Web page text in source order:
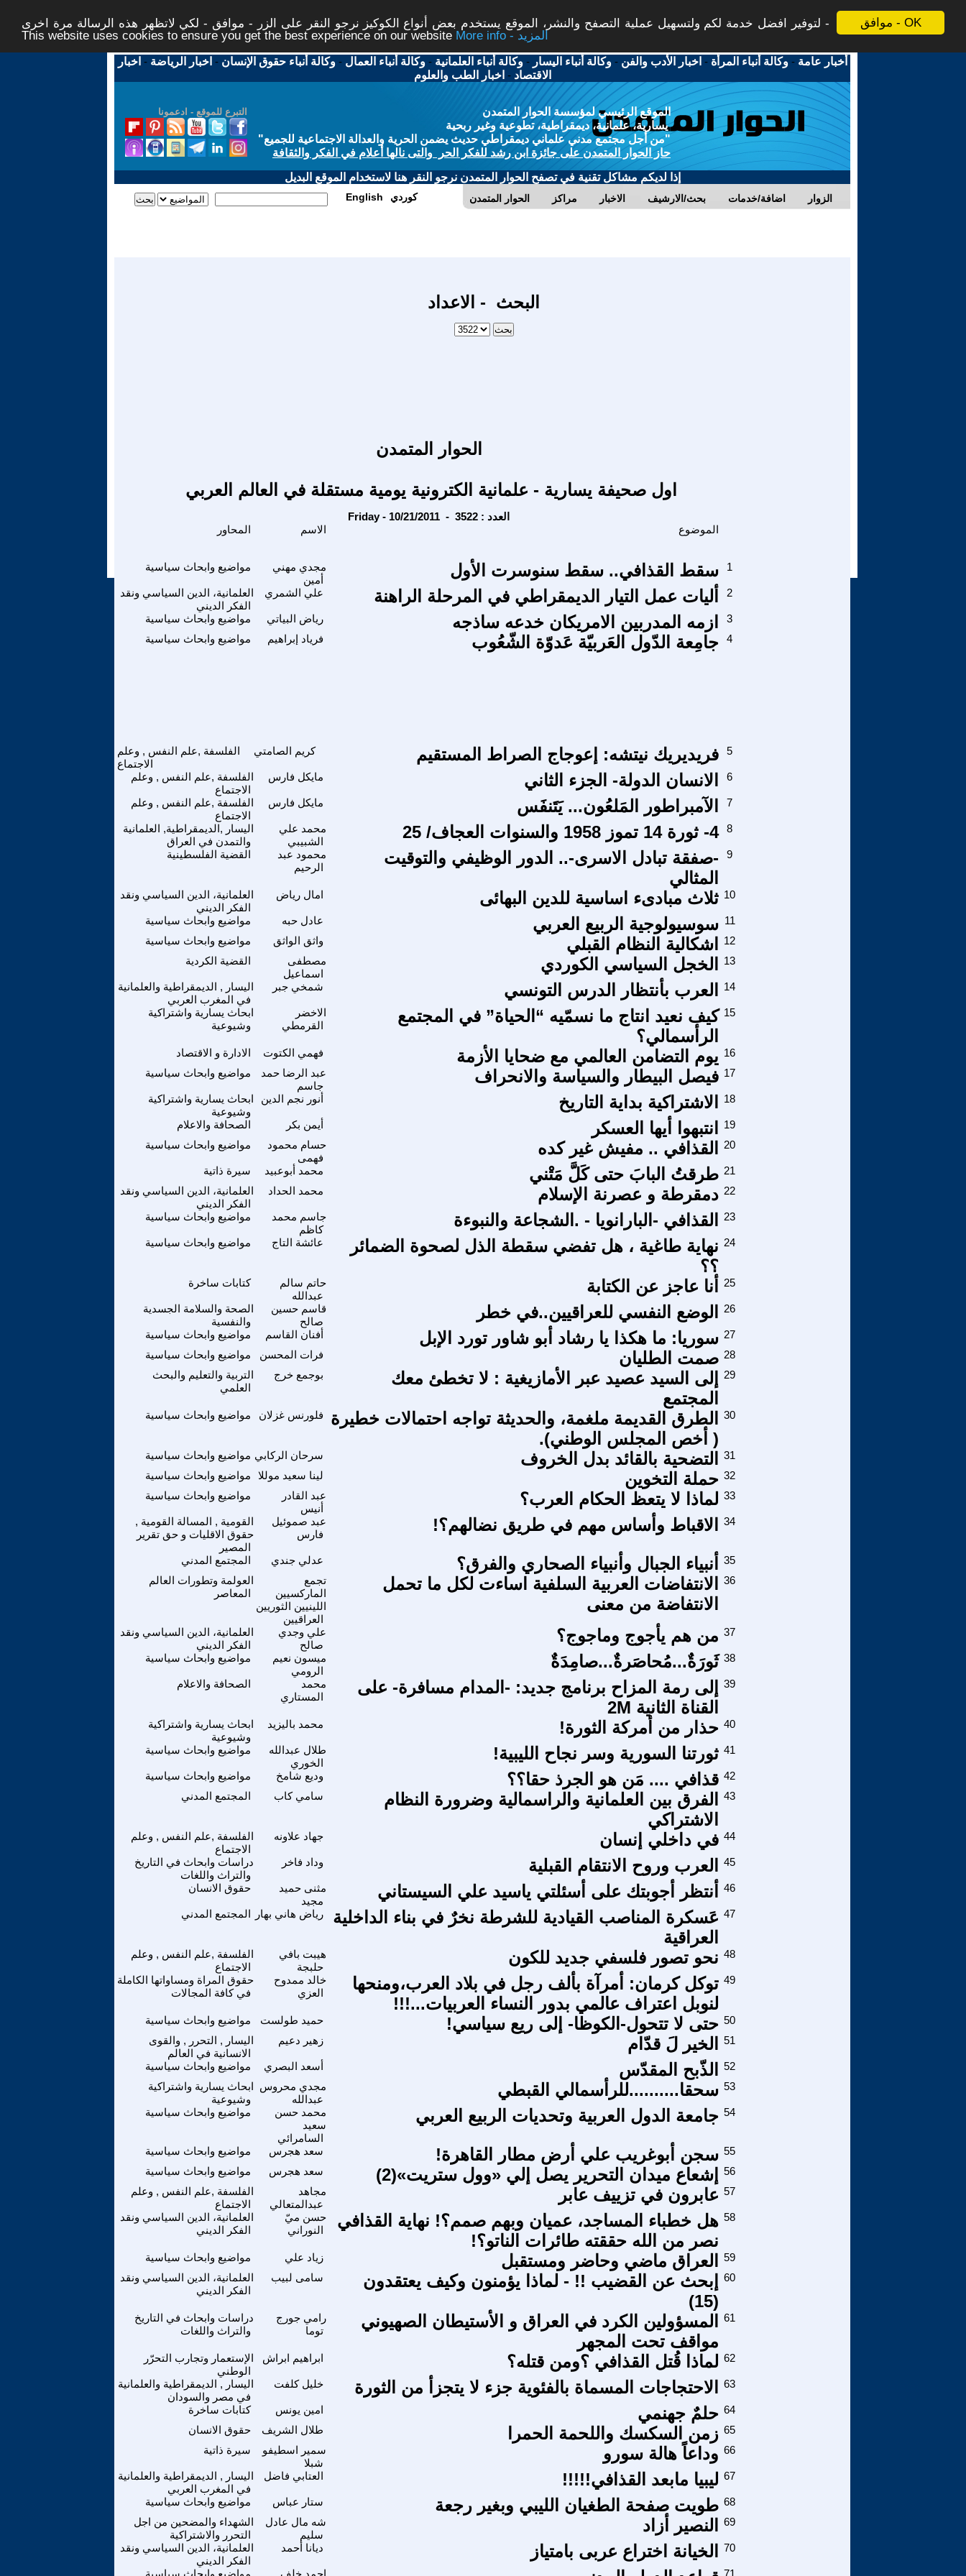
موافق - OK
لتوفير افضل خدمة لكم ولتسهيل عملية التصفح والنشر، الموقع يستخدم بعض أنواع الكوكيز نرجو النقر على الزر - موافق - لكي لاتظهر هذه الرسالة مرة اخرى -
This website uses cookies to ensure you get the best experience on our website
More info - المزيد
أخبار عامة -وكالة أنباء المرأة - اخبار الأدب والفن -وكالة أنباء اليسار -وكالة أنباء العلمانية -وكالة أنباء العمال -وكالة أنباء حقوق الإنسان - اخبار الرياضة - اخبار
الاقتصاد - اخبار الطب والعلوم
التبرع للموقع - ادعمونا
الموقع الرئيسي لمؤسسة الحوار المتمدن
يسارية، علمانية، ديمقراطية، تطوعية وغير ربحية
"من أجل مجتمع مدني علماني ديمقراطي حديث يضمن الحرية والعدالة الاجتماعية للجميع"
حاز الحوار المتمدن على جائزة ابن رشد للفكر الحر والتى نالها أعلام في الفكر والثقافة
إذا لديكم مشاكل تقنية في تصفح الحوار المتمدن نرجو النقر هنا لاستخدام الموقع البديل
الحوار المتمدن مراكز الاخبار بحث/الارشيف اضافة/خدمات الزوار English كوردي
البحث - الاعداد
الحوار المتمدن
اول صحيفة يسارية - علمانية الكترونية يومية مستقلة في العالم العربي
Friday - 10/21/2011 - العدد : 3522
الاسم الموضوع
مواضيع وابحاث سياسية
مجدي مهني
أمين
سقط القذافي.. سقط سنوسرت الأول 1
العلمانية، الدين السياسي ونقد
الفكر الديني
علي الشمري أليات عمل التيار الديمقراطي في المرحلة الراهنة 2
مواضيع وابحاث سياسية رياض البياتي ازمه المدربين الامريكان خدعه ساذجه
3
مواضيع وابحاث سياسية
فرياد إبراهيم جامِعة الدّول العَربيّة عَدوّة الشّعُوب 4
الفلسفة ,علم النفس , وعلم
الاجتماع
كريم الصامتي فريديريك نيتشه: إعوجاج الصراط المستقيم 5
الفلسفة ,علم النفس , وعلم
الاجتماع
مايكل فارس الانسان الدولة- الجزء الثاني 6
الفلسفة ,علم النفس , وعلم
الاجتماع
مايكل فارس الآمبراطور المَلعُون... يَتَنفَس 7
اليسار ,الديمقراطية, العلمانية
والتمدن في العراق
محمد علي
الشبيبي
4- ثورة 14 تموز 1958 والسنوات العجاف/ 25 8
القضية الفلسطينية
محمود عبد
الرحيم
-صفقة تبادل الاسرى-.. الدور الوظيفي والتوقيت
المثالي
9
العلمانية، الدين السياسي ونقد
الفكر الديني
امال رياض ثلاث مبادىء اساسية للدين البهائى 10
مواضيع وابحاث سياسية عادل حبه سوسيولوجية الربيع العربي 11
مواضيع وابحاث سياسية
واثق الواثق اشكالية النظام القبلي
12
القضية الكردية
مصطفى
اسماعيل
الخجل السياسي الكوردي 13
اليسار , الديمقراطية والعلمانية
في المغرب العربي
شمخي جبر العرب بأنتظار الدرس التونسي 14
ابحاث يسارية واشتراكية
وشيوعية
الاخضر
القرمطي
كيف نعيد انتاج ما نسمّيه “الحياة” في المجتمع
الرأسمالي؟
15
الادارة و الاقتصاد فهمي الكتوت يوم التضامن العالمي مع ضحايا الأزمة 16
مواضيع وابحاث سياسية
عبد الرضا حمد
جاسم
فيصل البيطار والسياسة والانحراف 17
ابحاث يسارية واشتراكية
وشيوعية
أنور نجم الدين الاشتراكية بداية التاريخ 18
الصحافة والاعلام أيمن بكر انتبهوا أيها العسكر
19
مواضيع وابحاث سياسية
حسام محمود
فهمى
القذافي .. مفيش غير كده 20
سيرة ذاتية محمد أبوعبيد طرقتُ البابَ حتى كَلَّ مَتْني 21
العلمانية، الدين السياسي ونقد
الفكر الديني
محمد الحداد دمقرطة و عصرنة الإسلام 22
مواضيع وابحاث سياسية
جاسم محمد
كاظم
القذافي -البارانويا - .الشجاعة والنبوءة 23
مواضيع وابحاث سياسية عائشة التاج
نهاية طاغية ، هل تفضي سقطة الذل لصحوة الضمائر
؟؟
24
كتابات ساخرة
حاتم سالم
عبدالله
أنا عاجز عن الكتابة 25
الصحة والسلامة الجسدية
والنفسية
قاسم حسين
صالح
الوضع النفسي للعراقيين..في خطر 26
مواضيع وابحاث سياسية أفنان القاسم سوريا: ما هكذا يا رشاد أبو شاور تورد الإبل 27
مواضيع وابحاث سياسية
فرات المحسن صمت الطليان 28
التربية والتعليم والبحث
العلمي
بوجمع خرج
إلى السيد عصيد عبر الأمازيغية : لا تخطئ معك
المجتمع
29
مواضيع وابحاث سياسية فلورنس غزلان
الطرق القديمة ملغمة، والحديثة تواجه احتمالات خطيرة
( أخص المجلس الوطني).
30
مواضيع وابحاث سياسية سرحان الركابي التضحية بالقائد بدل الخروف
31
مواضيع وابحاث سياسية
لينا سعيد موللا حملة التخوين 32
مواضيع وابحاث سياسية
عبد القادر
أنيس
لماذا لا يتعظ الحكام العرب؟ 33
القومية , المسالة القومية ,
حقوق الاقليات و حق تقرير
المصير
عبد صموئيل
فارس
الاقباط وأساس مهم في طريق نضالهم؟! 34
المجتمع المدني عدلي جندي أنبياء الجبال وأنبياء الصحاري والفرق؟
35
العولمة وتطورات العالم
المعاصر
تجمع
الماركسيين
اللينيين الثوريين
العراقيين
الانتفاضات العربية السلفية اساءت لكل ما تحمل
الانتفاضة من معنى
36
العلمانية، الدين السياسي ونقد
الفكر الديني
علي وجدي
صالح
من هم يأجوج وماجوج؟ 37
مواضيع وابحاث سياسية
ميسون نعيم
الرومي
ثَورَةٌ...مُحاصَرةٌ...صامِدَةٌ 38
الصحافة والاعلام
محمد
المستاري
إلى رمة المزاح برنامج جديد: -المدام مسافرة- على
القناة الثانية 2M
39
ابحاث يسارية واشتراكية
وشيوعية
محمد باليزيد حذار من أمركة الثورة! 40
مواضيع وابحاث سياسية
طلال عبدالله
الخوري
ثورتنا السورية وسر نجاح الليبية! 41
مواضيع وابحاث سياسية وديع شامخ قذافي .... مَن هو الجرذ حقا؟؟ 42
المجتمع المدني
سامي كاب
الفرق بين العلمانية والراسمالية وضرورة النظام
الاشتراكي
43
الفلسفة ,علم النفس , وعلم
الاجتماع
جهاد علاونه في داخلي إنسان 44
دراسات وابحاث في التاريخ
والتراث واللغات
وداد فاخر العرب وروح الانتقام القبلية 45
حقوق الانسان
مثنى حميد
مجيد
أنتظر أجوبتك على أسئلتي ياسيد علي السيستاني 46
المجتمع المدني رياض هاني بهار
عَسكرة المناصب القيادية للشرطة نخرٌ في بناء الداخلية
العراقية
47
الفلسفة ,علم النفس , وعلم
الاجتماع
هيبت بافي
حلبجة
نحو تصور فلسفي جديد للكون 48
حقوق المراة ومساواتها الكاملة
في كافة المجالات
خالد ممدوح
العزي
توكل كرمان: أمرآة بألف رجل في بلاد العرب،ومنحها
لنوبل اعتراف عالمي بدور النساء العربيات...!!!
49
مواضيع وابحاث سياسية حميد طولست حتى لا تتحول-الكوظا- إلى ريع سياسي! 50
اليسار , التحرر , والقوى
الانسانية في العالم
زهير دعيم الخير لَ قدّام 51
مواضيع وابحاث سياسية أسعد البصري الذّبح المقدّس
52
ابحاث يسارية واشتراكية
وشيوعية
مجدي محروس
عبدالله
سحقا..........للرأسمالي القبطي 53
مواضيع وابحاث سياسية
محمد حسن
سعيد
السامرائي
جامعة الدول العربية وتحديات الربيع العربي 54
مواضيع وابحاث سياسية سعد هجرس سجن أبوغريب علي أرض مطار القاهرة! 55
مواضيع وابحاث سياسية
سعد هجرس إشعاع ميدان التحرير يصل إلي «وول ستريت»(2)
56
الفلسفة ,علم النفس , وعلم
الاجتماع
مجاهد
عبدالمتعالي
عابرون في تزييف عابر 57
العلمانية، الدين السياسي ونقد
الفكر الديني
حسن ميّ
النوراني
هل خطباء المساجد، عميان وبهم صمم؟! نهاية القذافي
نصر من الله حققته طائرات الناتو؟!
58
مواضيع وابحاث سياسية زياد علي العراق ماضي وحاضر ومستقبل
59
العلمانية، الدين السياسي ونقد
الفكر الديني
سامى لبيب
إبحث عن القضيب !! - لماذا يؤمنون وكيف يعتقدون
(15)
60
دراسات وابحاث في التاريخ
والتراث واللغات
رامي جورج
توما
المسؤولين الكرد في العراق و الأستيطان الصهيوني
مواقف تحت المجهر
61
الإستعمار وتجارب التحرّر
الوطني
ابراهيم ابراش لماذا قُتل القذافي ؟ومن قتله؟ 62
اليسار , الديمقراطية والعلمانية
في مصر والسودان
خليل كلفت الاحتجاجات المسماة بالفئوية جزء لا يتجزأ من الثورة 63
كتابات ساخرة امين يونس حلمٌ جهنمي 64
حقوق الانسان
طلال الشريف زمن السكسك واللحمة الحمرا 65
سيرة ذاتية
سمير اسطيفو
شبلا
وداعاً هالة سورو 66
اليسار , الديمقراطية والعلمانية
في المغرب العربي
العتابي فاضل ليبيا مابعد القذافي!!!!! 67
مواضيع وابحاث سياسية ستار عباس طويت صفحة الطغيان الليبي وبغير رجعة 68
الشهداء والمضحين من اجل
التحرر والاشتراكية
شه مال عادل
سليم
النصير أزاد 69
العلمانية، الدين السياسي ونقد
الفكر الديني
ديانا أحمد الخيانة اختراع عربى بامتياز 70
مواضيع وابحاث سياسية احمد خلف 71